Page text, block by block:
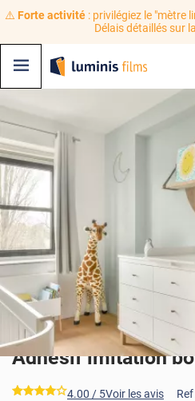
⚠️ Forte activité: privilégiez le "mètre
Délais détaillés sur
Adhésif imitation
*****
4.00 / 5Voir les avis Ref